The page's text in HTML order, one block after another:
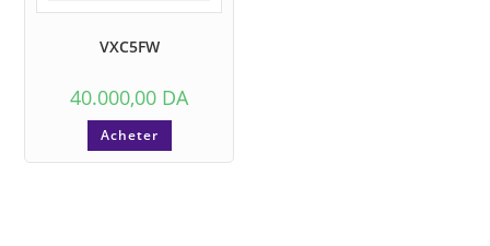
VXC5FW
40.000,00 DA
Acheter